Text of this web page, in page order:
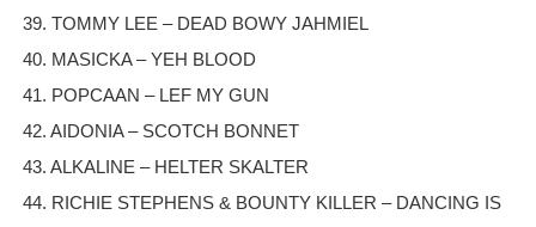
39. TOMMY LEE – DEAD BOWY JAHMIEL
40. MASICKA – YEH BLOOD
41. POPCAAN – LEF MY GUN
42. AIDONIA – SCOTCH BONNET
43. ALKALINE – HELTER SKALTER
44. RICHIE STEPHENS & BOUNTY KILLER – DANCING IS